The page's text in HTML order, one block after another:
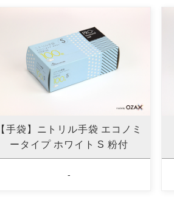
【手袋】ニトリル手袋 エコノミ
ータイプ ホワイト S 粉付
-